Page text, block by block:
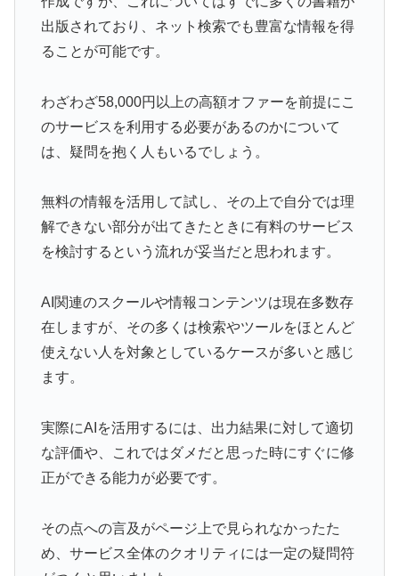
出版されており、ネット検索でも豊富な情報を得
ることが可能です。
わざわざ58,000円以上の高額オファーを前提にこ
のサービスを利用する必要があるのかについて
は、疑問を抱く人もいるでしょう。
無料の情報を活用して試し、その上で自分では理
解できない部分が出てきたときに有料のサービス
を検討するという流れが妥当だと思われます。
AI関連のスクールや情報コンテンツは現在多数存
在しますが、その多くは検索やツールをほとんど
使えない人を対象としているケースが多いと感じ
ます。
実際にAIを活用するには、出力結果に対して適切
な評価や、これではダメだと思った時にすぐに修
正ができる能力が必要です。
その点への言及がページ上で見られなかったた
め、サービス全体のクオリティには一定の疑問符